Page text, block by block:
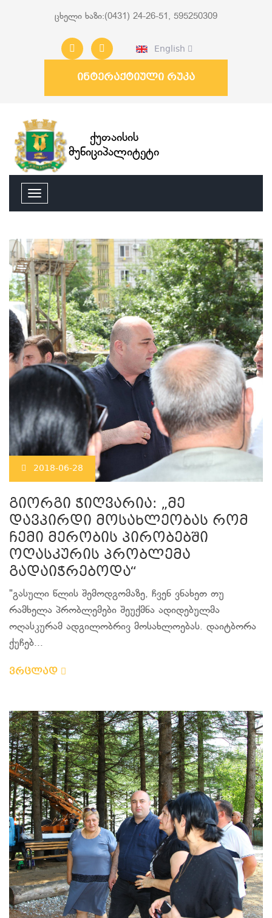
ცხელი ხაზი:(0431) 24-26-51, 595250309
English
ინტერაქტიული რუკა
ქუთაისის
მუნიციპალიტეტი
2018-06-28
გიორგი ჭიღვარია: „მე
დავპირდი მოსახლეობას რომ
ჩემი მერობის პირობებში
ოღასკურის პრობლემა
გადაიჭრებოდა“
"გასული წლის შემოდგომაზე, ჩვენ ვნახეთ თუ
რამხელა პრობლემები შეუქმნა ადიდებულმა
ოღასკურამ ადგილობრივ მოსახლოებას. დაიტბორა
ქუჩებ...
ვრცლად